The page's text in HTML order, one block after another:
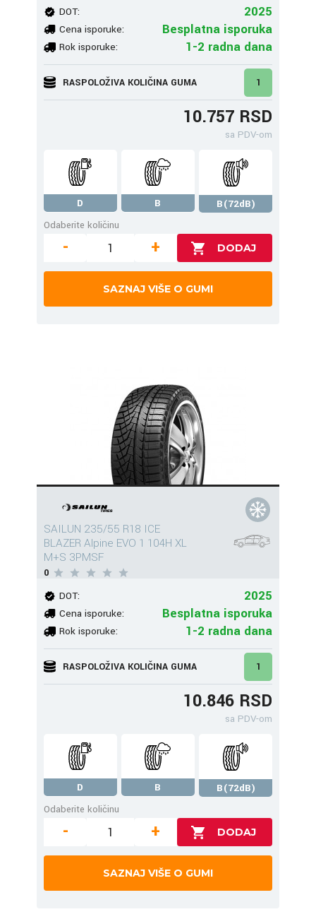
DOT: 2025
Cena isporuke: Besplatna isporuka
Rok isporuke: 1-2 radna dana
RASPOLOŽIVA KOLIČINA GUMA 1
10.757 RSD
sa PDV-om
D B
B(72dB)
Odaberite količinu
- +
SAZNAJ VIŠE O GUMI
SAILUN 235/55 R18 ICE
BLAZER Alpine EVO 1 104H XL
M+S 3PMSF
0
DOT: 2025
Cena isporuke: Besplatna isporuka
Rok isporuke: 1-2 radna dana
RASPOLOŽIVA KOLIČINA GUMA 1
10.846 RSD
sa PDV-om
D B
B(72dB)
Odaberite količinu
- +
SAZNAJ VIŠE O GUMI